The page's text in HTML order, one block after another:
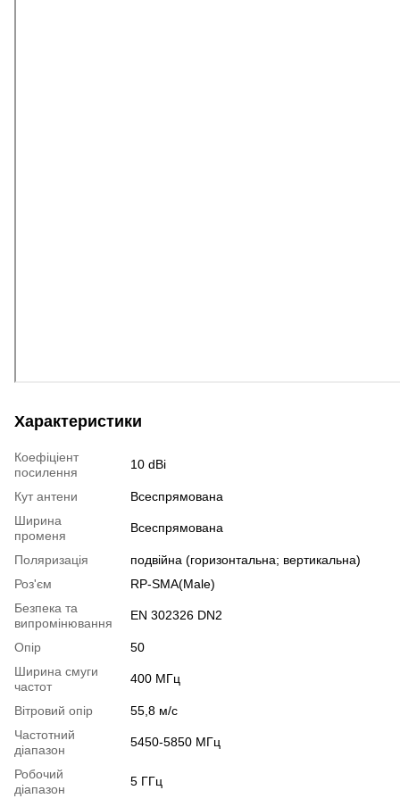
Характеристики
Коефіціент
посилення
10 dBi
Кут антени
Всеспрямована
Ширина
променя
Всеспрямована
Поляризація
подвійна (горизонтальна; вертикальна)
Роз'єм
RP-SMA(Male)
Безпека та
випромінювання
EN 302326 DN2
Опір
50
Ширина смуги
частот
400 МГц
Вітровий опір
55,8 м/с
Частотний
діапазон
5450-5850 МГц
Робочий
діапазон
5 ГГц